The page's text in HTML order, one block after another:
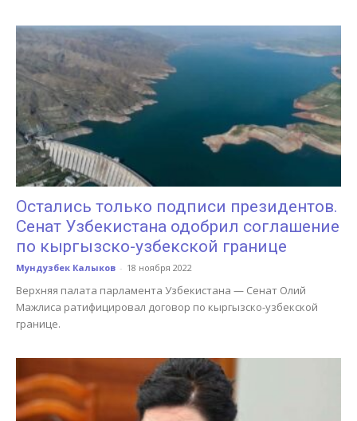
Остались только подписи президентов.
Сенат Узбекистана одобрил соглашение
по кыргызско-узбекской границе
Мундузбек Калыков - 18 ноября 2022
Верхняя палата парламента Узбекистана — Сенат Олий
Мажлиса ратифицировал договор по кыргызско-узбекской
границе.